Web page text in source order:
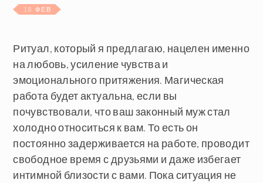
18 ФЕВ
Ритуал, который я предлагаю, нацелен именно
на любовь, усиление чувства и
эмоционального притяжения. Магическая
работа будет актуальна, если вы
почувствовали, что ваш законный муж стал
холодно относиться к вам. То есть он
постоянно задерживается на работе, проводит
свободное время с друзьями и даже избегает
интимной близости с вами. Пока ситуация не